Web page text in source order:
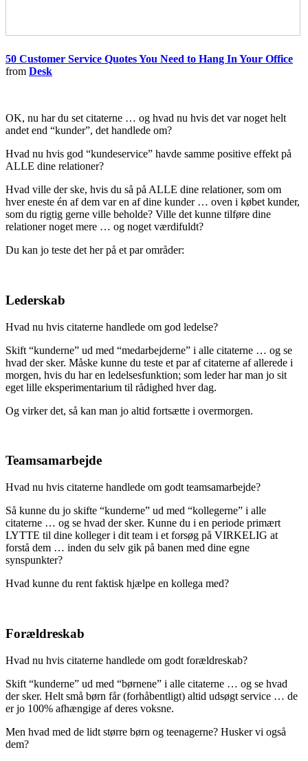
50 Customer Service Quotes You Need to Hang In Your Office
from Desk
OK, nu har du set citaterne … og hvad nu hvis det var noget helt
andet end “kunder”, det handlede om?
Hvad nu hvis god “kundeservice” havde samme positive effekt på
ALLE dine relationer?
Hvad ville der ske, hvis du så på ALLE dine relationer, som om
hver eneste én af dem var en af dine kunder … oven i købet kunder,
som du rigtig gerne ville beholde? Ville det kunne tilføre dine
relationer noget mere … og noget værdifuldt?
Du kan jo teste det her på et par områder:
Lederskab
Hvad nu hvis citaterne handlede om god ledelse?
Skift “kunderne” ud med “medarbejderne” i alle citaterne … og se
hvad der sker. Måske kunne du teste et par af citaterne af allerede i
morgen, hvis du har en ledelsesfunktion; som leder har man jo sit
eget lille eksperimentarium til rådighed hver dag.
Og virker det, så kan man jo altid fortsætte i overmorgen.
Teamsamarbejde
Hvad nu hvis citaterne handlede om godt teamsamarbejde?
Så kunne du jo skifte “kunderne” ud med “kollegerne” i alle
citaterne … og se hvad der sker. Kunne du i en periode primært
LYTTE til dine kolleger i dit team i et forsøg på VIRKELIG at
forstå dem … inden du selv gik på banen med dine egne
synspunkter?
Hvad kunne du rent faktisk hjælpe en kollega med?
Forældreskab
Hvad nu hvis citaterne handlede om godt forældreskab?
Skift “kunderne” ud med “børnene” i alle citaterne … og se hvad
der sker. Helt små børn får (forhåbentligt) altid udsøgt service … de
er jo 100% afhængige af deres voksne.
Men hvad med de lidt større børn og teenagerne? Husker vi også
dem?